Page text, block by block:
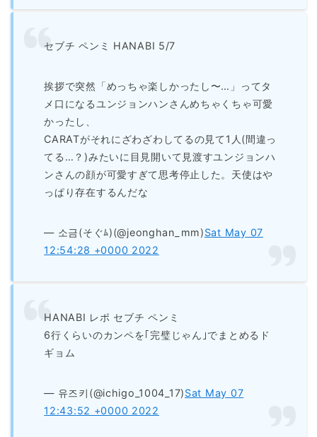
セブチ ペンミ HANABI 5/7
挨拶で突然「めっちゃ楽しかったし〜…」ってタ
メ口になるユンジョンハンさんめちゃくちゃ可愛
かったし、
CARATがそれにざわざわしてるの見て1人(間違っ
てる…？)みたいに目見開いて見渡すユンジョンハ
ンさんの顔が可愛すぎて思考停止した。天使はや
っぱり存在するんだな
— 소금(そぐﾑ)(@jeonghan_mm)Sat May 07
12:54:28 +0000 2022
HANABI レポ セブチ ペンミ
6行くらいのカンペを｢完璧じゃん｣でまとめるド
ギョム
— 유즈키(@ichigo_1004_17)Sat May 07
12:43:52 +0000 2022